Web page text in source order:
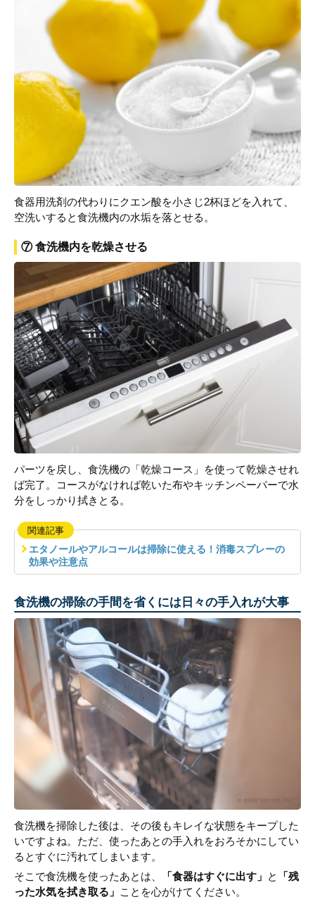
食器用洗剤の代わりにクエン酸を小さじ2杯ほどを入れて、
空洗いすると食洗機内の水垢を落とせる。
⑦ 食洗機内を乾燥させる
パーツを戻し、食洗機の「乾燥コース」を使って乾燥させれ
ば完了。コースがなければ乾いた布やキッチンペーパーで水
分をしっかり拭きとる。
関連記事
エタノールやアルコールは掃除に使える！消毒スプレーの
効果や注意点
食洗機の掃除の手間を省くには日々の手入れが大事
食洗機を掃除した後は、その後もキレイな状態をキープした
いですよね。ただ、使ったあとの手入れをおろそかにしてい
るとすぐに汚れてしまいます。
そこで食洗機を使ったあとは、
「食器はすぐに出す」 と
「残
った水気を拭き取る」 ことを心がけてください。